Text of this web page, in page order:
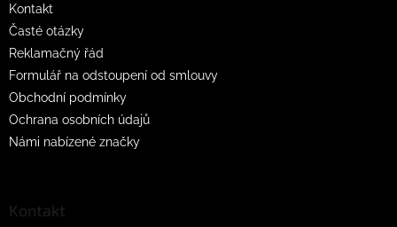
ý
Kontakt
Časté otázky
Reklamačný řád
Formulář na odstoupení od smlouvy
Obchodní podmínky
Ochrana osobních údajů
Námi nabízené značky
Kontakt